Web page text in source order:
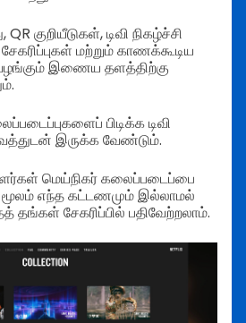
குறியீடுகள், டிவி நிகழ்ச்சி
மற்றும் காணக்கூடிய
இணைய தளத்திற்கு
பிடிக்க டிவி
இருக்க வேண்டும்.
மெய்நிகர் கலைப்படைப்பை
எந்த கட்டணமும் இல்லாமல்
தங்கள் சேகரிப்பில் பதிவேற்றலாம்.